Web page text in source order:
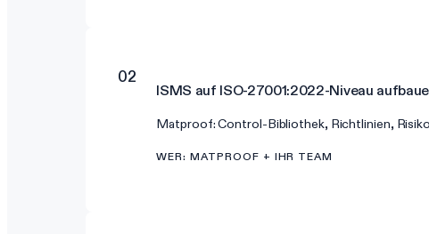
02
ISMS auf ISO-27001:2022-Niveau
Matproof: Control-Bibliothek, Richtlinien,
WER:MATPROOF + IHR TEAM